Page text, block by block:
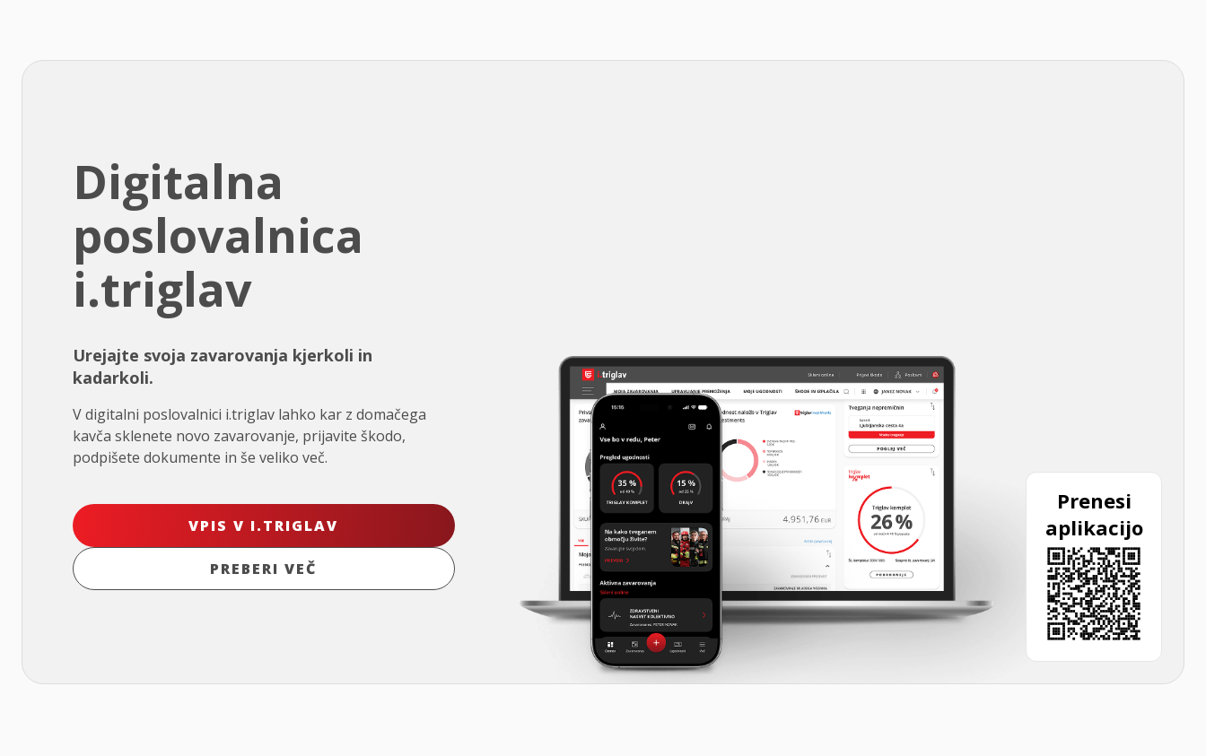
Digitalna
poslovalnica
i.triglav
Urejajte svoja zavarovanja kjerkoli in
kadarkoli.
V digitalni poslovalnici i.triglav lahko kar z domačega
kavča sklenete novo zavarovanje, prijavite škodo,
podpišete dokumente in še veliko več.
VPIS V I.TRIGLAV
PREBERI VEČ
Prenesi
aplikacijo